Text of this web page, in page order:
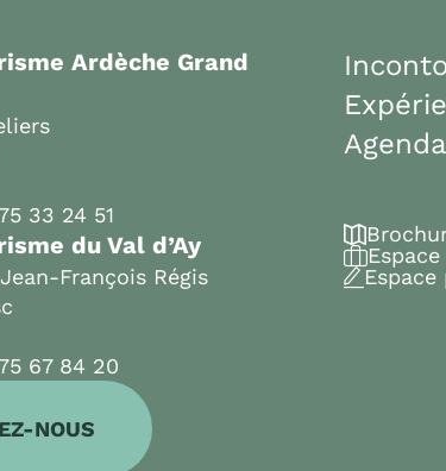
Ardèche Grand
33 24 51
du Val d’Ay
François Régis
67 84 20
NOUS
Agenda
Espace